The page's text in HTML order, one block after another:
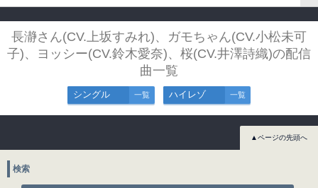
長瀞さん(CV.上坂すみれ)、ガモちゃん(CV.小松未可
子)、ヨッシー(CV.鈴木愛奈)、桜(CV.井澤詩織)の配信
曲一覧
シングル 一覧 ハイレゾ 一覧
▲ページの先頭へ
検索